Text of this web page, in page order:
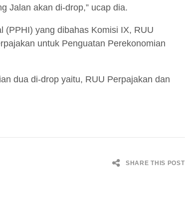
Jalan akan di-drop,” ucap dia.
(PPHI) yang dibahas Komisi IX, RUU
untuk Penguatan Perekonomian
dua di-drop yaitu, RUU Perpajakan dan
SHARE THIS POST